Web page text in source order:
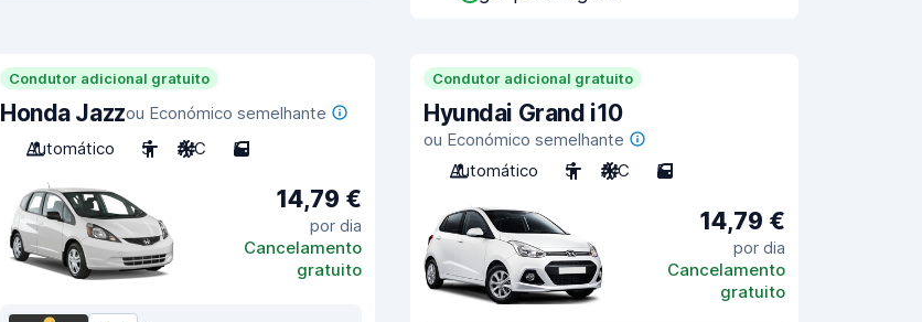
Condutor adicional gratuito
Honda Jazzou Económico semelhante
Automático
5 A/C 5
14,79 €
por dia
Cancelamento
gratuito
Condutor adicional gratuito
Hyundai Grand i10
ou Económico semelhante
Automático
5 A/C 5
14,79 €
por dia
Cancelamento
gratuito